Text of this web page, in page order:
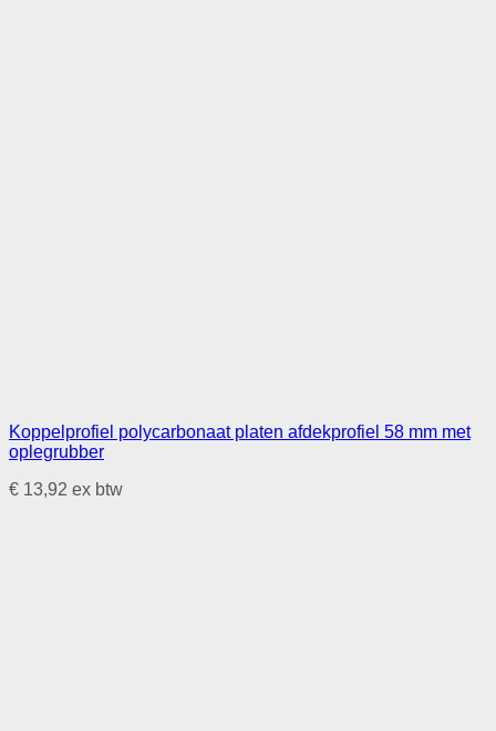
Koppelprofiel polycarbonaat platen afdekprofiel 58 mm met
oplegrubber
€ 13,92 ex btw